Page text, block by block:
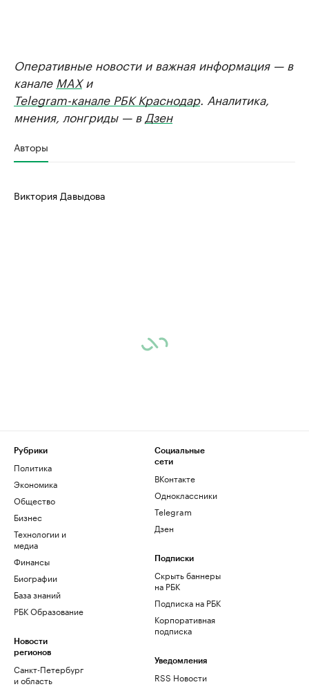
Оперативные новости и важная информация — в
канале MAXи
Telegram-канале РБК Краснодар. Аналитика,
мнения, лонгриды — в Дзен
Авторы
Виктория Давыдова
Рубрики
Политика
Экономика
Общество
Бизнес
Технологии и
медиа
Финансы
Биографии
База знаний
РБК Образование
Новости
регионов
Санкт-Петербург
и область
Социальные
сети
ВКонтакте
Одноклассники
Telegram
Дзен
Подписки
Скрыть баннеры
на РБК
Подписка на РБК
Корпоративная
подписка
Уведомления
RSS Новости